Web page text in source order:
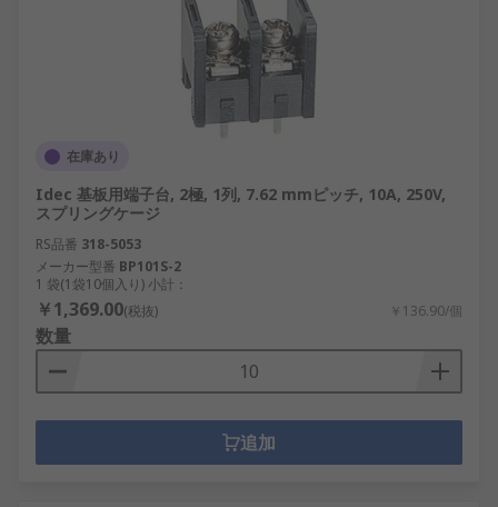
在庫あり
Idec 基板用端子台, 2極, 1列, 7.62 mmピッチ, 10A, 250V,
スプリングケージ
RS品番 318-5053
メーカー型番 BP101S-2
1 袋(1袋10個入り) 小計：
￥1,369.00(税抜) ￥136.90/個
数量
追加